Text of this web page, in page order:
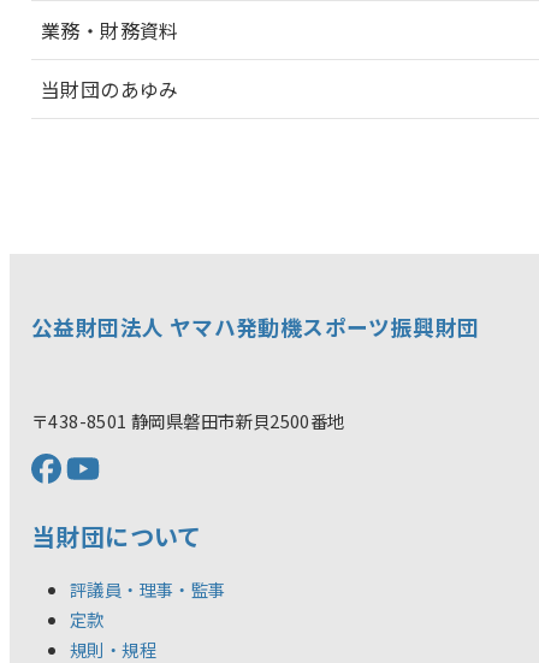
業務・財務資料
当財団のあゆみ
公益財団法人 ヤマハ発動機スポーツ振興財団
〒438-8501 静岡県磐田市新貝2500番地
当財団について
評議員・理事・監事
定款
規則・規程